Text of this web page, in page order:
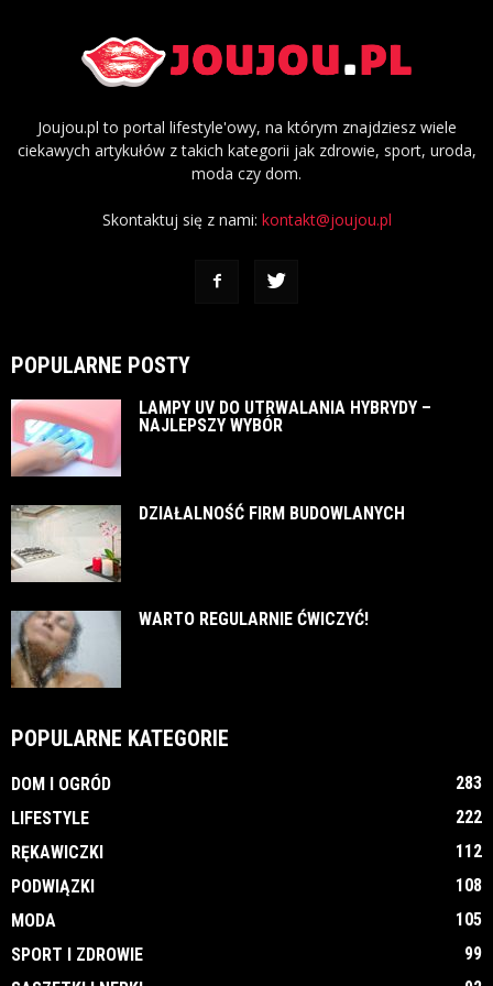
Joujou.pl to portal lifestyle'owy, na którym znajdziesz wiele
ciekawych artykułów z takich kategorii jak zdrowie, sport, uroda,
moda czy dom.
Skontaktuj się z nami: kontakt@joujou.pl
POPULARNE POSTY
LAMPY UV DO UTRWALANIA HYBRYDY –
NAJLEPSZY WYBÓR
DZIAŁALNOŚĆ FIRM BUDOWLANYCH
WARTO REGULARNIE ĆWICZYĆ!
POPULARNE KATEGORIE
DOM I OGRÓD
283
LIFESTYLE
222
RĘKAWICZKI
112
PODWIĄZKI
108
MODA
105
SPORT I ZDROWIE
99